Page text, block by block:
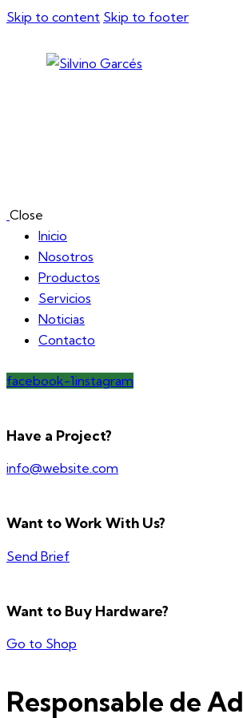
Skip to content Skip to footer
Close
Inicio
Nosotros
Productos
Servicios
Noticias
Contacto
facebook-1instagram
Have a Project?
info@website.com
Want to Work With Us?
Send Brief
Want to Buy Hardware?
Go to Shop
Responsable de